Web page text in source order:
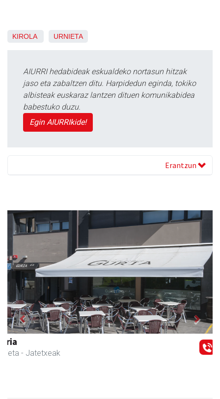
KIROLA URNIETA
AIURRI hedabideak eskualdeko nortasun hitzak
jaso eta zabaltzen ditu. Harpidedun eginda, tokiko
albisteak euskaraz lantzen dituen komunikabidea
babestuko duzu.
Egin AIURRIkide!
Erantzun
Barn trasteleku eta biltegi txikien alokairua
Urnieta - Trastelekuak
Previous Next